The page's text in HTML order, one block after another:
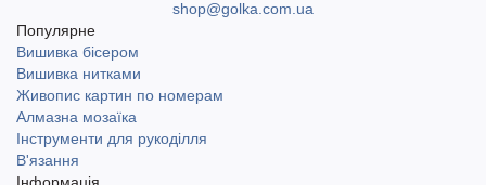
shop@golka.com.ua
Популярне
Вишивка бісером
Вишивка нитками
Живопис картин по номерам
Алмазна мозаїка
Інструменти для рукоділля
В'язання